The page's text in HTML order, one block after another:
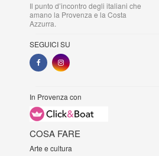
Il punto d’incontro degli italiani che
amano la Provenza e la Costa
Azzurra.
SEGUICI SU
In Provenza con
COSA FARE
Arte e cultura